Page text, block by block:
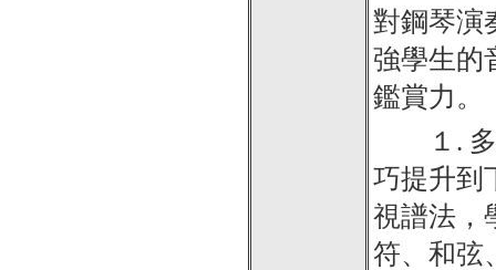
對鋼琴演
強學生的
鑑賞力。
１. 多
巧提升到
視譜法，
符、和弦